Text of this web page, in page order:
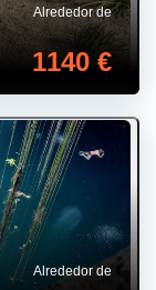
Alrededor de
1140 €
Alrededor de